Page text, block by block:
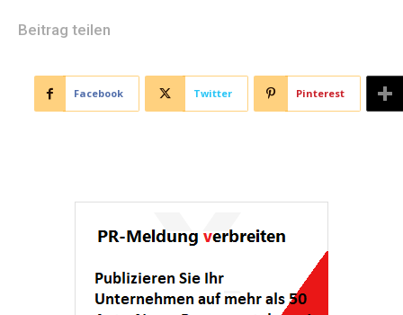
Beitrag teilen
Facebook Twitter Pinterest